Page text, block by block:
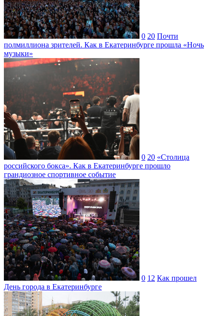
0 20 Почти
полмиллиона зрителей. Как в Екатеринбурге прошла «Ночь
музыки»
0 20 «Столица
российского бокса». Как в Екатеринбурге прошло
грандиозное спортивное событие
0 12 Как прошел
День города в Екатеринбурге